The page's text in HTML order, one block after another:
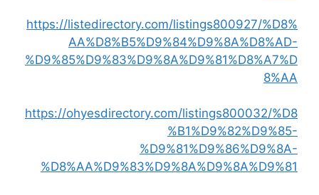
https://listedirectory.com/listings800927/%D8%
AA%D8%B5%D9%84%D9%8A%D8%AD-
%D9%85%D9%83%D9%8A%D9%81%D8%A7%D
8%AA
https://ohyesdirectory.com/listings800032/%D8
%B1%D9%82%D9%85-
%D9%81%D9%86%D9%8A-
%D8%AA%D9%83%D9%8A%D9%8A%D9%81